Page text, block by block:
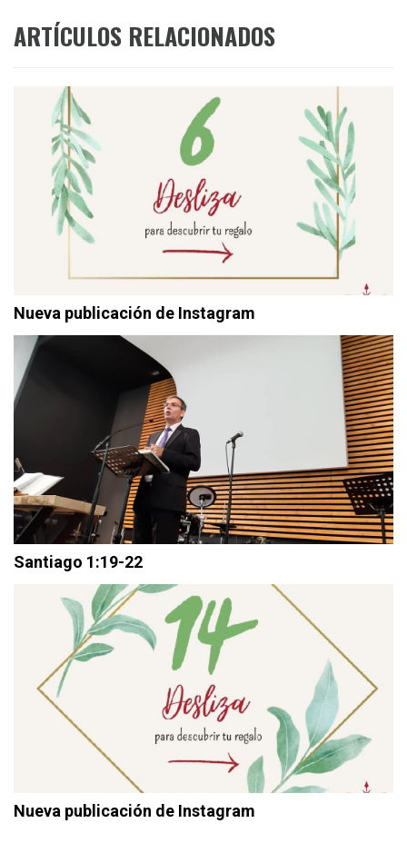
ARTÍCULOS RELACIONADOS
Nueva publicación de Instagram
Santiago 1:19-22
Nueva publicación de Instagram